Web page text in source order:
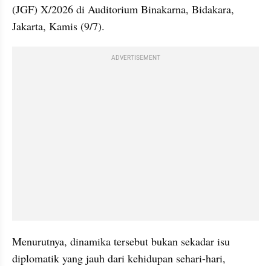
(JGF) X/2026 di Auditorium Binakarna, Bidakara,
Jakarta, Kamis (9/7).
ADVERTISEMENT
Menurutnya, dinamika tersebut bukan sekadar isu
diplomatik yang jauh dari kehidupan sehari-hari,